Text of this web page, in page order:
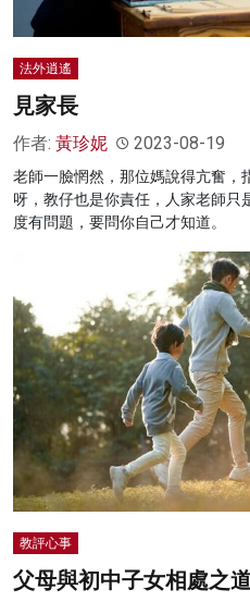
法外逍遙
見家長
作者: 黃珍妮 2023-08-19
老師一臉惘然，那位媽說得亢奮，
呀，教仔也是你責任，人家老師只
度有問題，要問你自己才知道。
教評心事
父母與初中子女相處之